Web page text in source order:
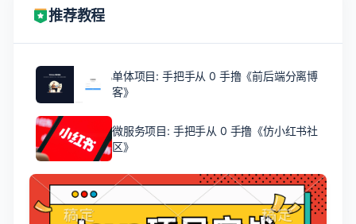
推荐教程
单体项目: 手把手从 0 手撸《前后端分离博
客》
微服务项目: 手把手从 0 手撸《仿小红书社
区》